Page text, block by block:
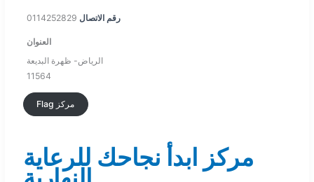
رقم الاتصال 0114252829
العنوان
الرياض- ظهرة البديعة
11564
Flag مركز
مركز ابدأ نجاحك للرعاية